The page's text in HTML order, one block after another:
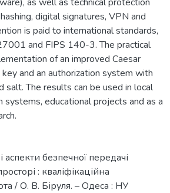
digital signatures, VPN and
is paid to international standards,
and FIPS 140-3. The practical
of an improved Caesar
and an authorization system with
salt. The results can be used in local
systems, educational projects and as a
аспекти безпечної передачі
: кваліфікаційна
/ О. В. Біруля. – Одеса : НУ